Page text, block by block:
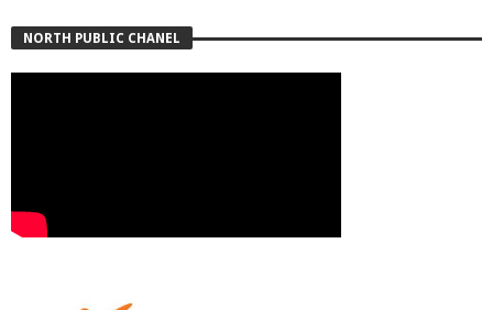
NORTH PUBLIC CHANEL